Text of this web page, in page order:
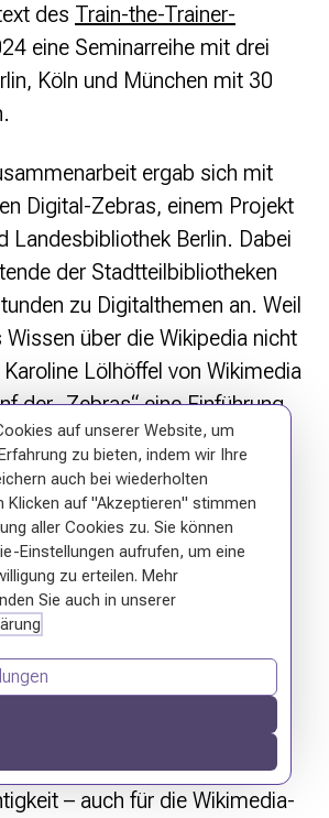
des Train-the-Trainer-
eine Seminarreihe mit drei
Köln und München mit 30
ergab sich mit
Digital-Zebras, einem Projekt
Landesbibliothek Berlin. Dabei
der Stadtteilbibliotheken
zu Digitalthemen an. Weil
über die Wikipedia nicht
Lölhöffel von Wikimedia
der „Zebras“ eine Einführung
gegeben.
re·shape geht
Runde
Macht – besonders, wenn es
Perspektiven sichtbar
der offiziellen Erzählungen
werden die Geschichten und
Menschen, die Rassismus
berücksichtigt. Um mehr
– auch für die Wikimedia-
auf unserer Website, um
zu bieten, indem wir Ihre
auch bei wiederholten
Klicken auf "Akzeptieren" stimmen
aller Cookies zu. Sie können
Einstellungen aufrufen, um eine
zu erteilen. Mehr
Sie auch in unserer